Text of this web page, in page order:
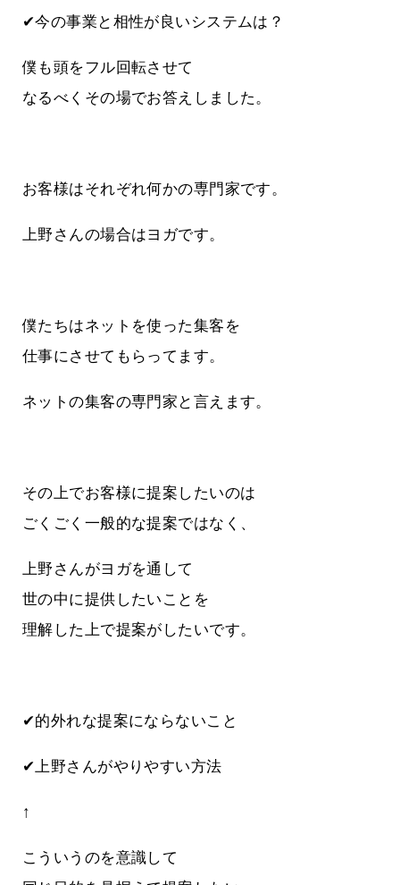
✔今の事業と相性が良いシステムは？
僕も頭をフル回転させて
なるべくその場でお答えしました。
お客様はそれぞれ何かの専門家です。
上野さんの場合はヨガです。
僕たちはネットを使った集客を
仕事にさせてもらってます。
ネットの集客の専門家と言えます。
その上でお客様に提案したいのは
ごくごく一般的な提案ではなく、
上野さんがヨガを通して
世の中に提供したいことを
理解した上で提案がしたいです。
✔的外れな提案にならないこと
✔上野さんがやりやすい方法
↑
こういうのを意識して